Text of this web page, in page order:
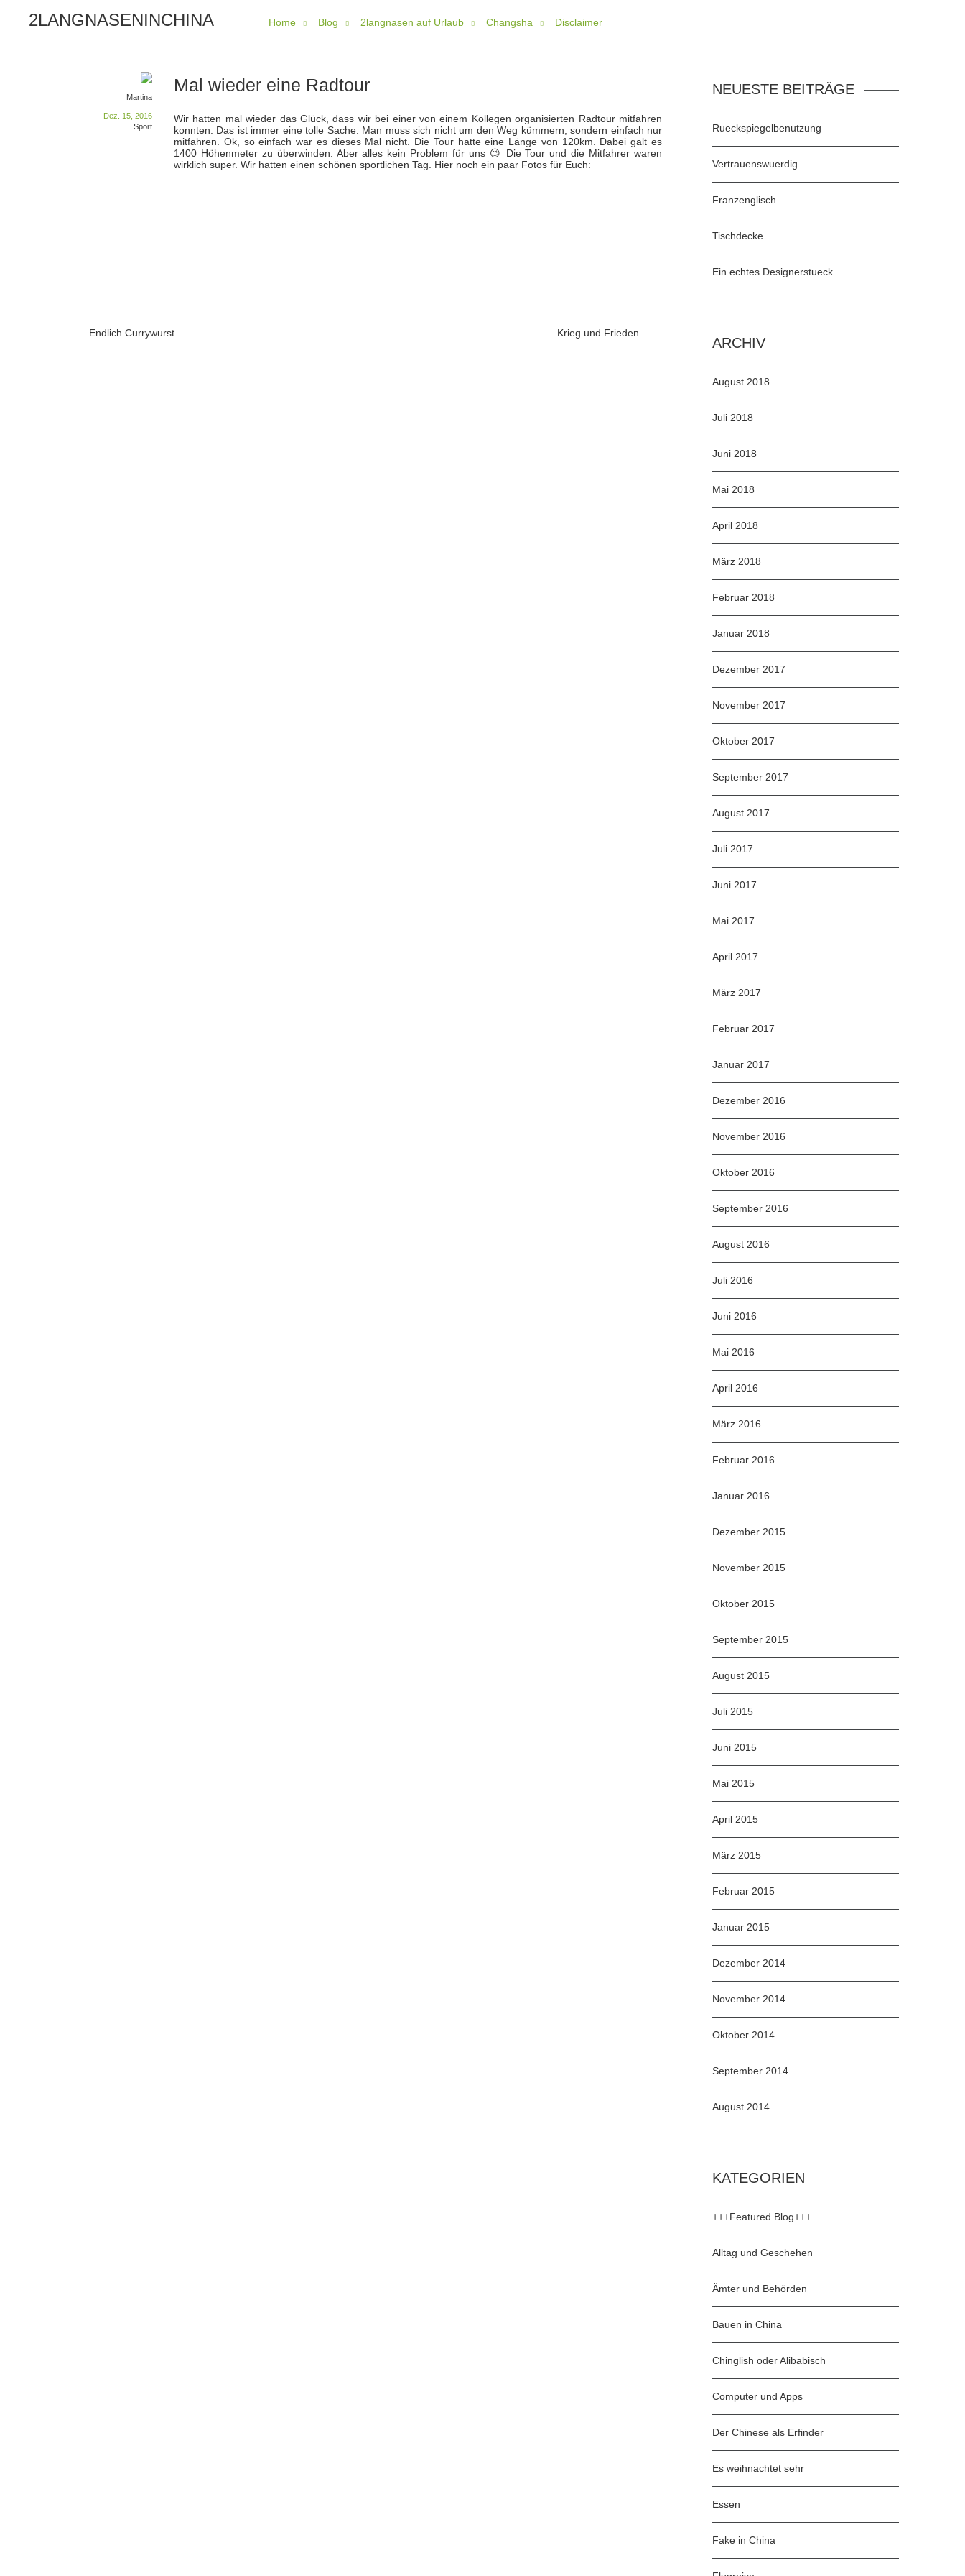
2LANGNASENINCHINA Home Blog 2langnasen auf Urlaub Changsha Disclaimer
Mal wieder eine Radtour
Martina
Dez. 15, 2016
Sport
Wir hatten mal wieder das Glück, dass wir bei einer von einem Kollegen organisierten Radtour mitfahren
konnten. Das ist immer eine tolle Sache. Man muss sich nicht um den Weg kümmern, sondern einfach nur
mitfahren. Ok, so einfach war es dieses Mal nicht. Die Tour hatte eine Länge von 120km. Dabei galt es
1400 Höhenmeter zu überwinden. Aber alles kein Problem für uns 😉 Die Tour und die Mitfahrer waren
wirklich super. Wir hatten einen schönen sportlichen Tag. Hier noch ein paar Fotos für Euch:
Endlich Currywurst Krieg und Frieden
NEUESTE BEITRÄGE
Rueckspiegelbenutzung
Vertrauenswuerdig
Franzenglisch
Tischdecke
Ein echtes Designerstueck
ARCHIV
August 2018
Juli 2018
Juni 2018
Mai 2018
April 2018
März 2018
Februar 2018
Januar 2018
Dezember 2017
November 2017
Oktober 2017
September 2017
August 2017
Juli 2017
Juni 2017
Mai 2017
April 2017
März 2017
Februar 2017
Januar 2017
Dezember 2016
November 2016
Oktober 2016
September 2016
August 2016
Juli 2016
Juni 2016
Mai 2016
April 2016
März 2016
Februar 2016
Januar 2016
Dezember 2015
November 2015
Oktober 2015
September 2015
August 2015
Juli 2015
Juni 2015
Mai 2015
April 2015
März 2015
Februar 2015
Januar 2015
Dezember 2014
November 2014
Oktober 2014
September 2014
August 2014
KATEGORIEN
+++Featured Blog+++
Alltag und Geschehen
Ämter und Behörden
Bauen in China
Chinglish oder Alibabisch
Computer und Apps
Der Chinese als Erfinder
Es weihnachtet sehr
Essen
Fake in China